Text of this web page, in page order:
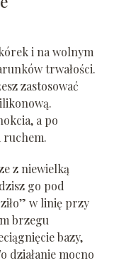
i na wolnym
trwałości.
zastosować
a po
ruchem.
z niewielką
go pod
w linię przy
brzegu
bazy,
działanie mocno